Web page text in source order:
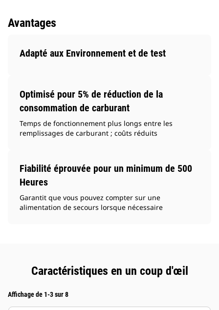
Avantages
Adapté aux Environnement et de test
Optimisé pour 5% de réduction de la
consommation de carburant
Temps de fonctionnement plus longs entre les
remplissages de carburant ; coûts réduits
Fiabilité éprouvée pour un minimum de 500
Heures
Garantit que vous pouvez compter sur une
alimentation de secours lorsque nécessaire
Caractéristiques en un coup d'œil
Affichage de 1-3 sur 8